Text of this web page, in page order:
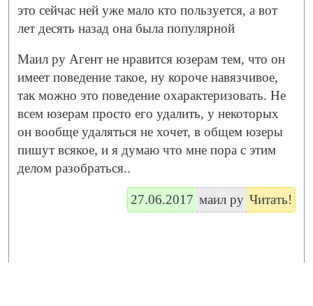
это сейчас ней уже мало кто пользуется, а вот
лет десять назад она была популярной
Маил ру Агент не нравится юзерам тем, что он
имеет поведение такое, ну короче навязчивое,
так можно это поведение охарактеризовать. Не
всем юзерам просто его удалить, у некоторых
он вообще удаляться не хочет, в общем юзеры
пишут всякое, и я думаю что мне пора с этим
делом разобраться..
Читать!
маил ру
27.06.2017